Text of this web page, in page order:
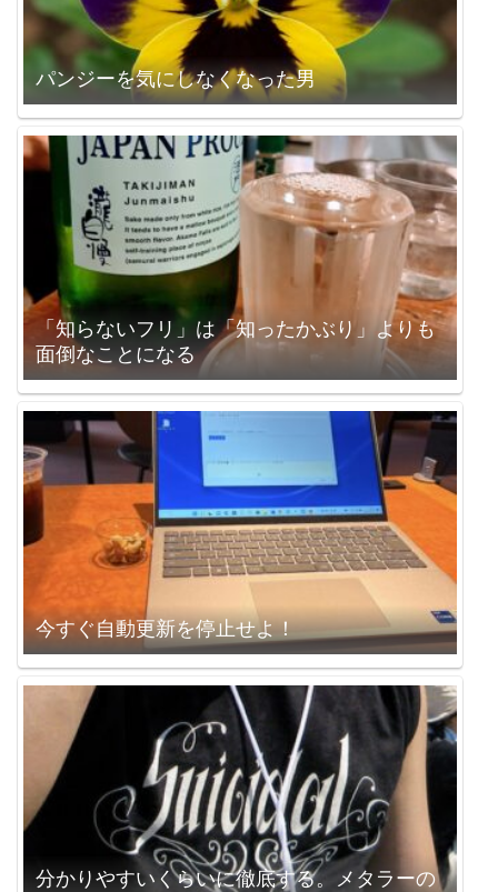
パンジーを気にしなくなった男
「知らないフリ」は「知ったかぶり」よりも
面倒なことになる
今すぐ自動更新を停止せよ！
分かりやすいくらいに徹底する。メタラーの